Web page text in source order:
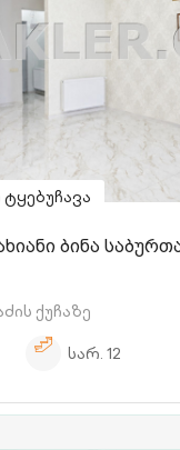
ბინა
ქუჩაზე
სარ. 12